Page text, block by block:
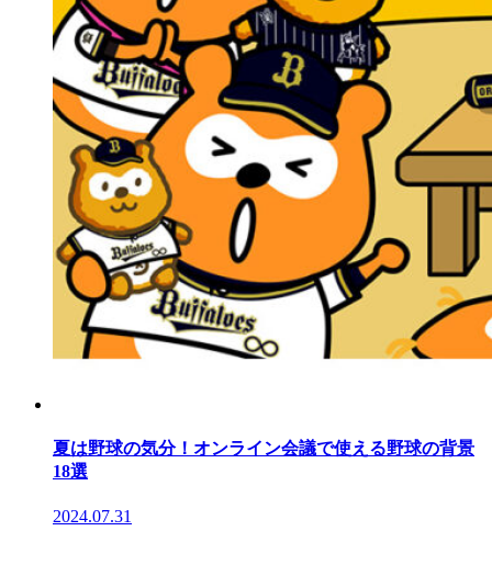
夏は野球の気分！オンライン会議で使える野球の背景
18選
2024.07.31